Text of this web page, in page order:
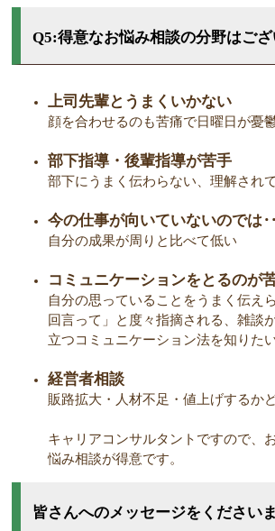
Q5:得意なお悩み相談の分野はござ
上司先輩とうまくいかない
顔を合わせるのも苦痛で日曜日が憂
部下指導・後輩指導が苦手
部下にうまく伝わらない、理解され
今の仕事が向いていないのでは
自分の成果が周りと比べて低い
コミュニケーションをとるのが
自分の思っていることをうまく伝え
回言って」と度々指摘される、雑談
立つコミュニケーション法を知りた
経営者相談
販路拡大・人材不足・値上げするか
キャリアコンサルタントですので、
悩み相談が得意です。
皆さんへのメッセージをくださいま